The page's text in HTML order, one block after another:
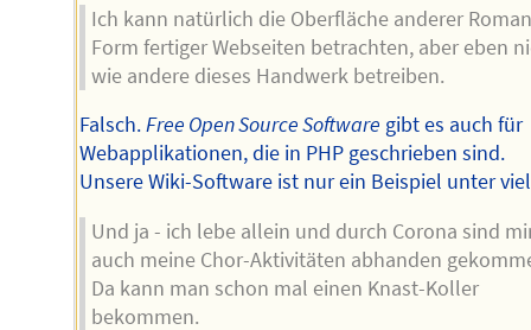
Ich kann natürlich die Oberfläche anderer
Form fertiger Webseiten betrachten, aber eben
wie andere dieses Handwerk betreiben.
Falsch.Free Open Source Software gibt es auch für
Webapplikationen, die in PHP geschrieben sind.
Unsere Wiki-Software ist nur ein Beispiel unter
Und ja - ich lebe allein und durch Corona sind
auch meine Chor-Aktivitäten abhanden
Da kann man schon mal einen Knast-Koller
bekommen.